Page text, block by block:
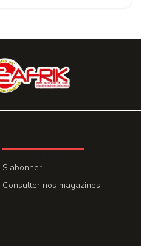
S'abonner
Consulter nos magazines